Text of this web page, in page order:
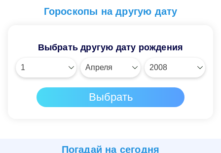
Гороскопы на другую дату
Выбрать другую дату рождения
Погадай на сегодня